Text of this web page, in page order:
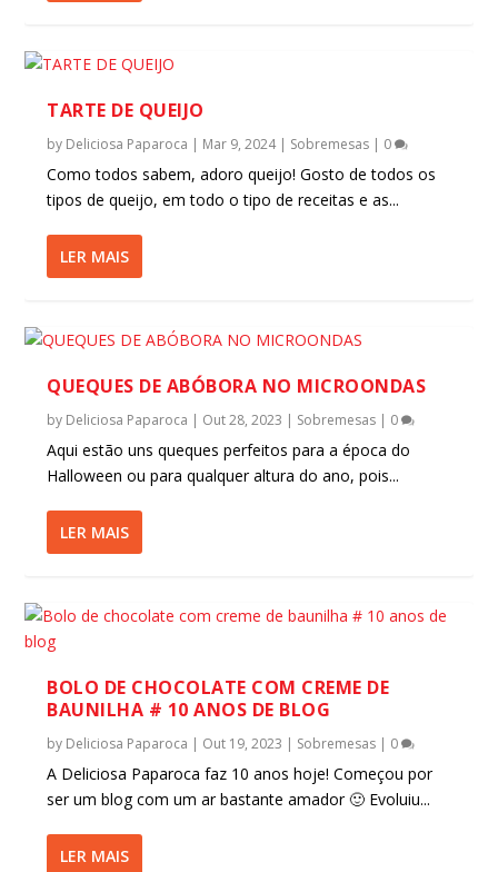
TARTE DE QUEIJO
by Deliciosa Paparoca | Mar 9, 2024| Sobremesas | 0
Como todos sabem, adoro queijo! Gosto de todos os
tipos de queijo, em todo o tipo de receitas e as...
LER MAIS
QUEQUES DE ABÓBORA NO MICROONDAS
by Deliciosa Paparoca | Out 28, 2023 | Sobremesas | 0
Aqui estão uns queques perfeitos para a época do
Halloween ou para qualquer altura do ano, pois...
LER MAIS
BOLO DE CHOCOLATE COM CREME DE
BAUNILHA # 10 ANOS DE BLOG
by Deliciosa Paparoca | Out 19, 2023 | Sobremesas | 0
A Deliciosa Paparoca faz 10 anos hoje! Começou por
ser um blog com um ar bastante amador 🙂 Evoluiu...
LER MAIS